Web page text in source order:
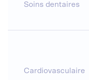
Soins dentaires
Cardiovasculaire